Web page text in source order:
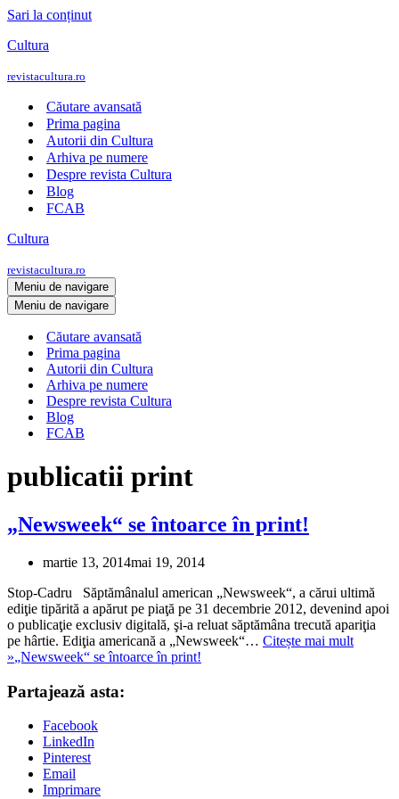
Sari la conținut
Cultura
revistacultura.ro
Căutare avansată
Prima pagina
Autorii din Cultura
Arhiva pe numere
Despre revista Cultura
Blog
FCAB
Cultura
revistacultura.ro
Meniu de navigare
Meniu de navigare
Căutare avansată
Prima pagina
Autorii din Cultura
Arhiva pe numere
Despre revista Cultura
Blog
FCAB
publicatii print
„Newsweek“ se întoarce în print!
martie 13, 2014mai 19, 2014
Stop-Cadru Săptămânalul american „Newsweek“, a cărui ultimă
ediţie tipărită a apărut pe piaţă pe 31 decembrie 2012, devenind apoi
o publicaţie exclusiv digitală, şi-a reluat săptămâna trecută apariţia
pe hârtie. Ediţia americană a „Newsweek“… Citește mai mult
»„Newsweek“ se întoarce în print!
Partajează asta:
Facebook
LinkedIn
Pinterest
Email
Imprimare